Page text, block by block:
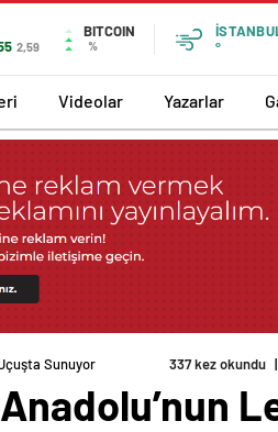
2,59
BITCOIN
%
°
Videolar Yazarlar
Sunuyor 337 kez okundu |
Anadolu’nun